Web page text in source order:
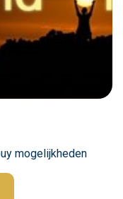
mogelijkheden